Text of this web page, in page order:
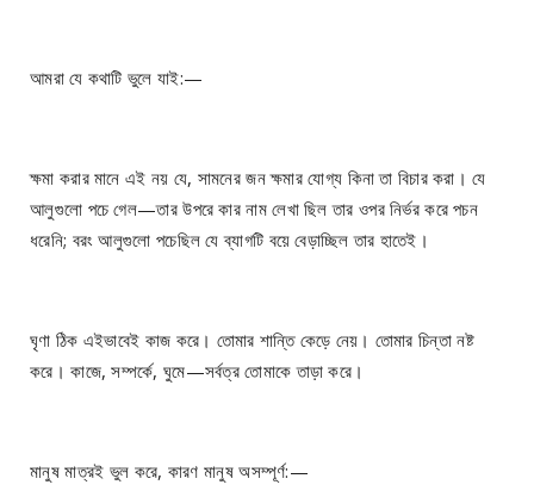
আমরা যে কথাটি ভুলে যাই:—
ক্ষমা করার মানে এই নয় যে, সামনের জন ক্ষমার যোগ্য কিনা তা বিচার করা। যে
আলুগুলো পচে গেল—তার উপরে কার নাম লেখা ছিল তার ওপর নির্ভর করে পচন
ধরেনি; বরং আলুগুলো পচেছিল যে ব্যাগটি বয়ে বেড়াচ্ছিল তার হাতেই।
ঘৃণা ঠিক এইভাবেই কাজ করে। তোমার শান্তি কেড়ে নেয়। তোমার চিন্তা নষ্ট
করে। কাজে, সম্পর্কে, ঘুমে—সর্বত্র তোমাকে তাড়া করে।
মানুষ মাত্রই ভুল করে, কারণ মানুষ অসম্পূর্ণ:—